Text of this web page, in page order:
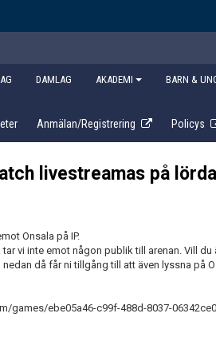
DAMLAG AKADEMI BARN &
Anmälan/Registrering Policys
livestreamas på
Onsala på IP.
vi inte emot någon publik till arenan. Vill du
nedan då får ni tillgång till att även lyssna på
games/ebe05a46-c99f-488d-8037-